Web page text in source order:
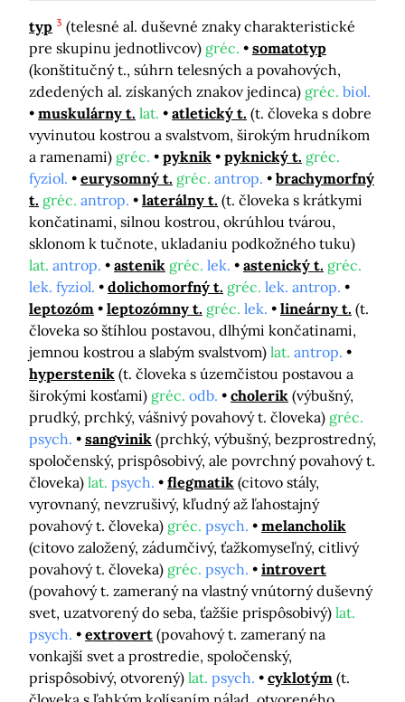
typ 3 (telesné al. duševné znaky charakteristické
pre skupinu jednotlivcov) gréc.
somatotyp
(konštitučný t., súhrn telesných a povahových,
zdedených al. získaných znakov jedinca) gréc. biol.
muskulárny t. lat. atletický t. (t. človeka s dobre
vyvinutou kostrou a svalstvom, širokým hrudníkom
a ramenami) gréc. pyknik pyknický t. gréc.
fyziol.
eurysomný t. gréc. antrop.
brachymorfný
t. gréc. antrop. laterálny t. (t. človeka s krátkymi
končatinami, silnou kostrou, okrúhlou tvárou,
sklonom k tučnote, ukladaniu podkožného tuku)
lat. antrop. astenik gréc. lek. astenický t. gréc.
lek. fyziol.
dolichomorfný t. gréc. lek. antrop.
leptozóm
leptozómny t. gréc. lek. lineárny t. (t.
človeka so štíhlou postavou, dlhými končatinami,
jemnou kostrou a slabým svalstvom) lat. antrop.
hyperstenik (t. človeka s územčistou postavou a
širokými kosťami) gréc. odb. cholerik (výbušný,
prudký, prchký, vášnivý povahový t. človeka) gréc.
psych.
sangvinik (prchký, výbušný, bezprostredný,
spoločenský, prispôsobivý, ale povrchný povahový t.
človeka) lat. psych. flegmatik (citovo stály,
vyrovnaný, nevzrušivý, kľudný až ľahostajný
povahový t. človeka) gréc. psych.
melancholik
(citovo založený, zádumčivý, ťažkomyseľný, citlivý
povahový t. človeka) gréc. psych.
introvert
(povahový t. zameraný na vlastný vnútorný duševný
svet, uzatvorený do seba, ťažšie prispôsobivý) lat.
psych.
extrovert (povahový t. zameraný na
vonkajší svet a prostredie, spoločenský,
prispôsobivý, otvorený) lat. psych. cyklotým (t.